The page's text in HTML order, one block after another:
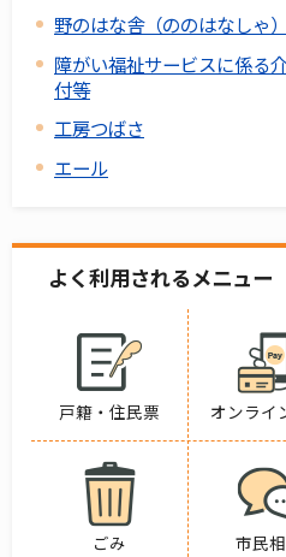
野のはな舎（ののはなしゃ）
障がい福祉サービスに係る
付等
工房つばさ
エール
よく利用されるメニュー
戸籍・住民票 オンライ
ごみ 市民